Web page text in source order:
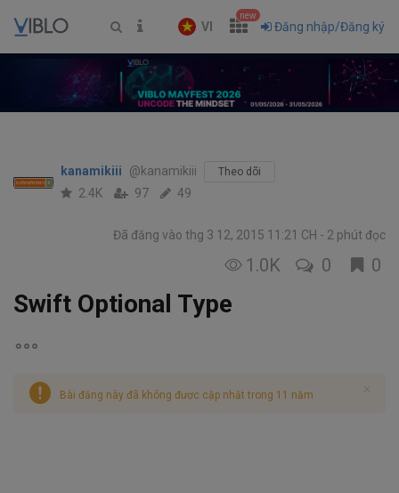
VI
new
Đăng nhập/Đăng ký
kanamikiii @kanamikiii Theo dõi
2.4K 97 49
Đã đăng vào thg 3 12, 2015 11:21 CH 2 phút đọc
1.0K 0 0
Swift Optional Type
Bài đăng này đã không được cập nhật trong 11 năm